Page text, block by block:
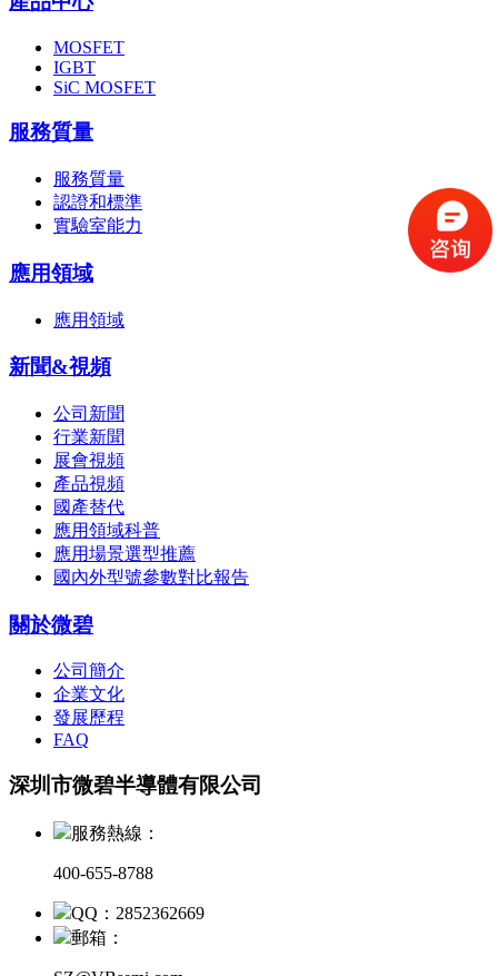
MOSFET
IGBT
SiC MOSFET
服務質量
服務質量
認證和標準
實驗室能力
應用領域
應用領域
新聞&視頻
公司新聞
行業新聞
展會視頻
產品視頻
國產替代
應用領域科普
應用場景選型推薦
國內外型號參數對比報告
關於微碧
公司簡介
企業文化
發展歷程
FAQ
深圳市微碧半導體有限公司
服務熱線：
400-655-8788
QQ：2852362669
郵箱：